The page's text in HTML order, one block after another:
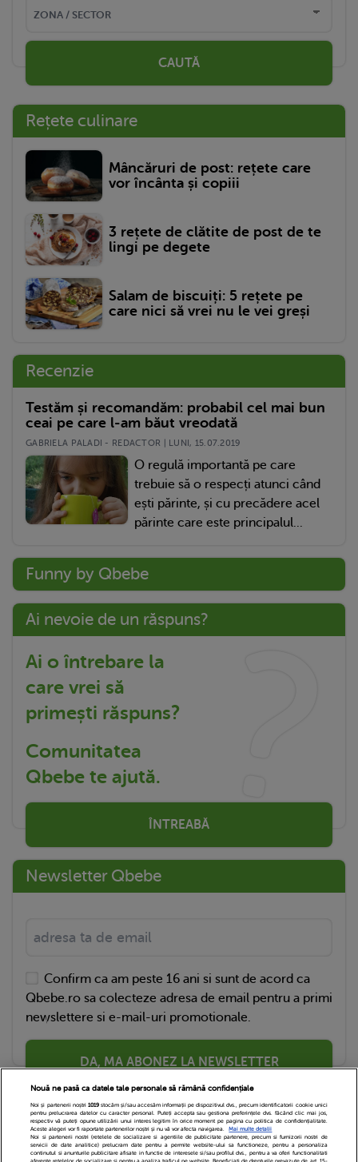
CAUTĂ
Rețete culinare
Mâncăruri de post: rețete care
vor încânta și copiii
3 rețete de clătite de post de te
lingi pe degete
Salam de biscuiți: 5 rețete pe
care nici să vrei nu le vei greși
Recenzie
Testăm și recomandăm: probabil cel mai bun
ceai pe care l-am băut vreodată
GABRIELA PALADI - REDACTOR | LUNI, 15.07.2019
O regulă importantă pe care
trebuie să o respecți atunci când
ești părinte, și cu precădere acel
părinte care este principalul...
Funny by Qbebe
Ai nevoie de un răspuns?
Ai o întrebare la
care vrei să
primești răspuns?
Comunitatea
Qbebe te ajută.
ÎNTREABĂ
Newsletter Qbebe
Confirm ca am peste 16 ani si sunt de acord ca
Qbebe.ro sa colecteze adresa de email pentru a primi
newslettere si e-mail-uri promotionale.
DA, MA ABONEZ LA NEWSLETTER
Nouă ne pasă ca datele tale personale să rămână confidențiale
Noi și partenerii noștri 1019stocăm și/sau accesăm informații pe dispozitivul dvs., precum identificatorii cookie unici
pentru prelucrarea datelor cu caracter personal. Puteți accepta sau gestiona preferințele dvs. făcând clic mai jos,
respectiv vă puteți opune utilizării unui interes legitim în orice moment pe pagina cu politica de confidențialitate.
Aceste alegeri vor fi raportate partenerilor noștri și nu vă vor afecta navigarea.
Mai multe detalii
Noi si partenerii nostri (retelele de socializare si agentiile de publicitate partenere, precum si furnizorii nostri de
servicii de date analitice) prelucram date pentru a permite website-ului sa functioneze, pentru a personaliza
continutul si anunturile publicitare afisate in functie de interesele si/sau profilul dvs., pentru a va oferi functionalitati